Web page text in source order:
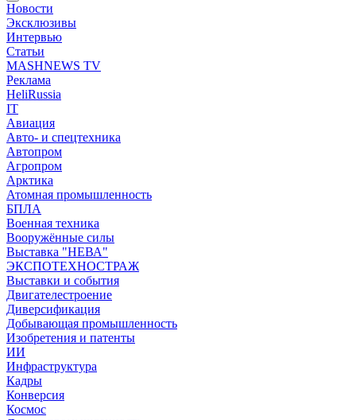
Новости
Эксклюзивы
Интервью
Статьи
MASHNEWS TV
Реклама
HeliRussia
IT
Авиация
Авто- и спецтехника
Автопром
Агропром
Арктика
Атомная промышленность
БПЛА
Военная техника
Вооружённые силы
Выставка "НЕВА"
ЭКСПОТЕХНОСТРАЖ
Выставки и события
Двигателестроение
Диверсификация
Добывающая промышленность
Изобретения и патенты
ИИ
Инфраструктура
Кадры
Конверсия
Космос